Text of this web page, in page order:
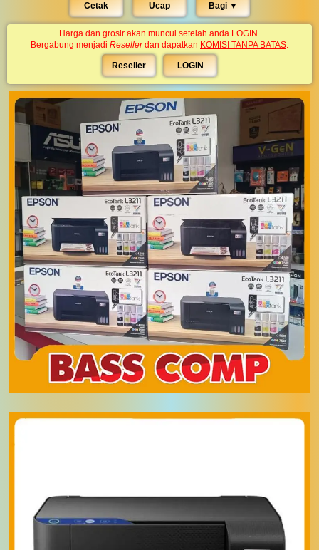
Cetak Ucap Bagi ▼︎
Harga dan grosir akan muncul setelah anda LOGIN.
Bergabung menjadi Resellerdan dapatkan KOMISI TANPA BATAS.
Reseller LOGIN